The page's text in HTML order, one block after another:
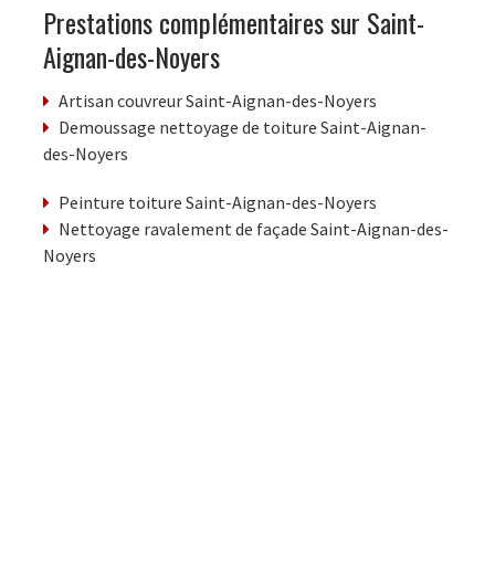
Prestations complémentaires sur Saint-
Aignan-des-Noyers
Artisan couvreur Saint-Aignan-des-Noyers
Demoussage nettoyage de toiture Saint-Aignan-
des-Noyers
Peinture toiture Saint-Aignan-des-Noyers
Nettoyage ravalement de façade Saint-Aignan-des-
Noyers